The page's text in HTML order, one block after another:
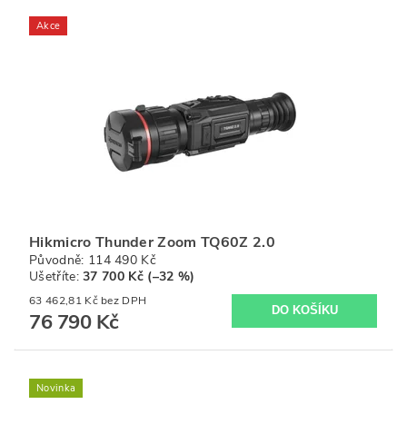
Akce
Hikmicro Thunder Zoom TQ60Z 2.0
Původně: 114 490 Kč
Ušetříte:37 700 Kč (–32 %)
63 462,81 Kč bez DPH
76 790 Kč
Novinka